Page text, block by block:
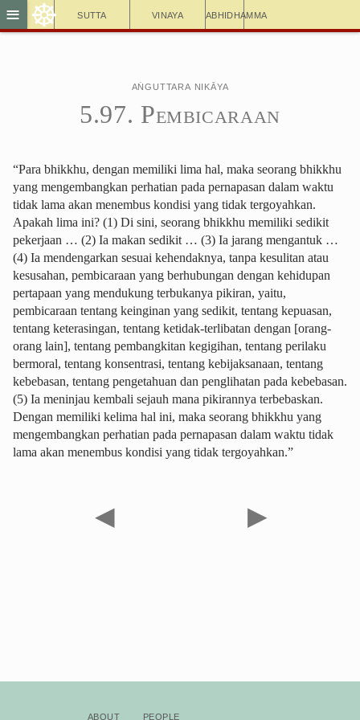
Sutta Vinaya Abhidhamma
≡ ☸
Aṅguttara Nikāya
5.97. Pembicaraan
“Para bhikkhu, dengan memiliki lima hal, maka seorang bhikkhu
yang mengembangkan perhatian pada pernapasan dalam waktu
tidak lama akan menembus kondisi yang tidak tergoyahkan.
Apakah lima ini? (1) Di sini, seorang bhikkhu memiliki sedikit
pekerjaan … (2) Ia makan sedikit … (3) Ia jarang mengantuk …
(4) Ia mendengarkan sesuai kehendaknya, tanpa kesulitan atau
kesusahan, pembicaraan yang berhubungan dengan kehidupan
pertapaan yang mendukung terbukanya pikiran, yaitu,
pembicaraan tentang keinginan yang sedikit, tentang kepuasan,
tentang keterasingan, tentang ketidak-terlibatan dengan [orang-
orang lain], tentang pembangkitan kegigihan, tentang perilaku
bermoral, tentang konsentrasi, tentang kebijaksanaan, tentang
kebebasan, tentang pengetahuan dan penglihatan pada kebebasan.
(5) Ia meninjau kembali sejauh mana pikirannya terbebaskan.
Dengan memiliki kelima hal ini, maka seorang bhikkhu yang
mengembangkan perhatian pada pernapasan dalam waktu tidak
lama akan menembus kondisi yang tidak tergoyahkan.”
◀ ▶
About People